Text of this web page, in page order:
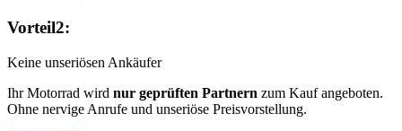
Vorteil2:
Keine unseriösen Ankäufer
Ihr Motorrad wird nur geprüften Partnern zum Kauf angeboten.
Ohne nervige Anrufe und unseriöse Preisvorstellung.